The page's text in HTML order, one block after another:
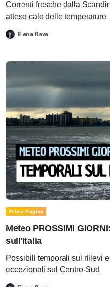
Correnti fresche dalla
atteso calo delle temperature
Elena Rava
Prima Pagina
Meteo PROSSIMI
sull'Italia
Possibili temporali sui rilievi
eccezionali sul Centro-Sud